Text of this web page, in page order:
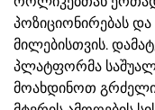
პოზიციონირებას
მილებისთვის.
პლატფორმა
მოახდინოთ